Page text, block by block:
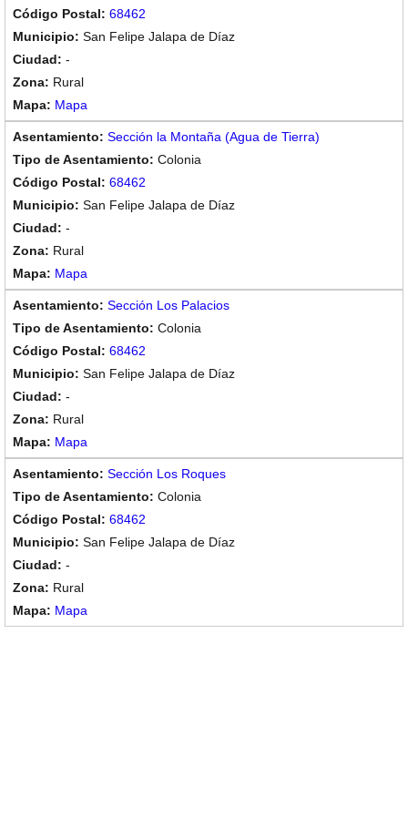
68462
San Felipe Jalapa de Díaz
-
Rural
Mapa
Sección la Montaña (Agua de Tierra)
Colonia
68462
San Felipe Jalapa de Díaz
-
Rural
Mapa
Sección Los Palacios
Colonia
68462
San Felipe Jalapa de Díaz
-
Rural
Mapa
Sección Los Roques
Colonia
68462
San Felipe Jalapa de Díaz
-
Rural
Mapa